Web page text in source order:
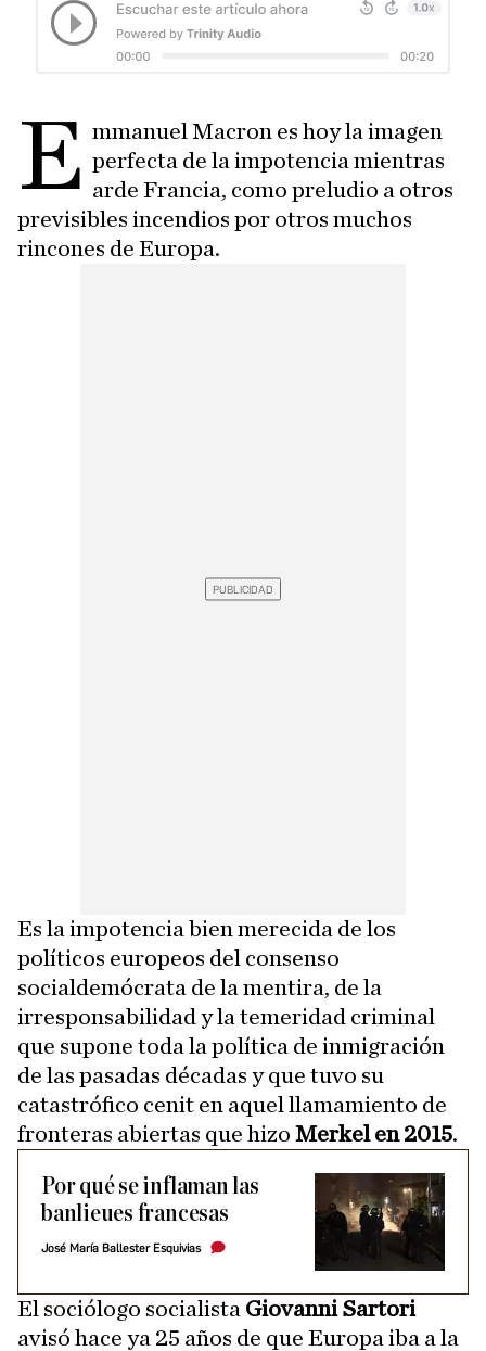
E mmanuel Macron es hoy la imagen
perfecta de la impotencia mientras
arde Francia, como preludio a otros
previsibles incendios por otros muchos
rincones de Europa.
Es la impotencia bien merecida de los
políticos europeos del consenso
socialdemócrata de la mentira, de la
irresponsabilidad y la temeridad criminal
que supone toda la política de inmigración
de las pasadas décadas y que tuvo su
catastrófico cenit en aquel llamamiento de
fronteras abiertas que hizo Merkel en 2015.
Por qué se inflaman las
banlieues francesas
José María Ballester Esquivias
El sociólogo socialista Giovanni Sartori
avisó hace ya 25 años de que Europa iba a la